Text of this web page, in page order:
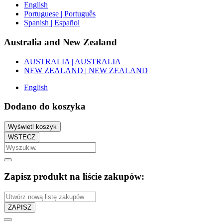
English
Portuguese | Português
Spanish | Español
Australia and New Zealand
AUSTRALIA | AUSTRALIA
NEW ZEALAND | NEW ZEALAND
English
Dodano do koszyka
Wyświetl koszyk
WSTECZ
Zapisz produkt na liście zakupów:
ZAPISZ